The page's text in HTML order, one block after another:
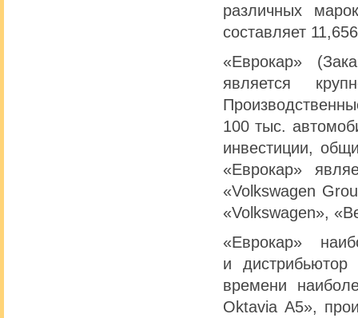
различных
составляет
«Еврокар»
является
100 тыс.
инвестиции,
«Еврокар»
«Volkswagen
«Volkswagen»,
«Еврокар»
и
времени
Oktavia A5»,